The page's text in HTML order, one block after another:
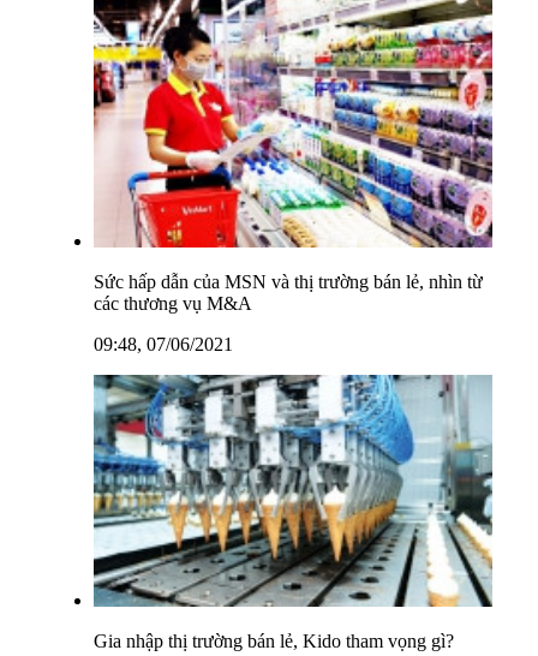
Sức hấp dẫn của MSN và thị trường bán lẻ, nhìn từ
các thương vụ M&A
09:48, 07/06/2021
Gia nhập thị trường bán lẻ, Kido tham vọng gì?